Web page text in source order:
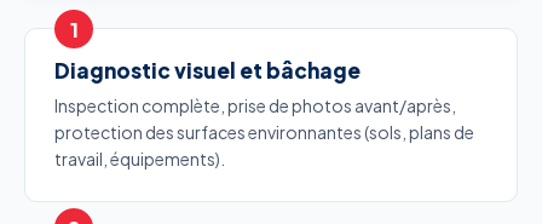
Diagnostic visuel et bâchage
Inspection complète, prise de photos avant/après,
protection des surfaces environnantes (sols, plans de
travail, équipements).